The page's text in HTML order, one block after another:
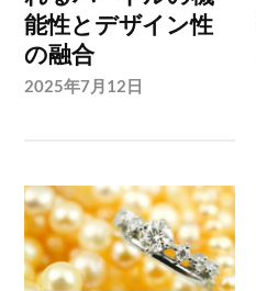
能性とデザイン性
の融合
2025年7月12日